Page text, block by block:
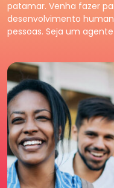
patamar. Venha fazer
desenvolvimento
pessoas. Seja um
e diferenciados da maior
comunidade de
Humanos. Conheça os
para a sua carreira.